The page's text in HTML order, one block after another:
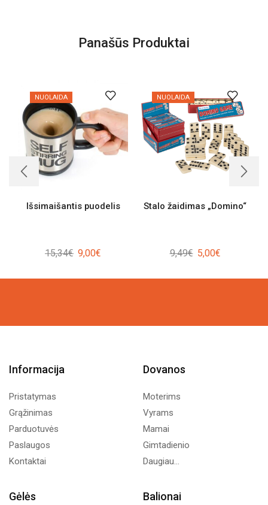
Panašūs Produktai
NUOLAIDA
Išsimaišantis puodelis
15,34€ Original
was:
9,00€
is:
NUOLAIDA
Stalo žaidimas „Domino“
9,49€ Original
was:
5,00€Current
is:
Informacija
Pristatymas
Grąžinimas
Parduotuvės
Paslaugos
Kontaktai
Dovanos
Moterims
Vyrams
Mamai
Gimtadienio
Daugiau...
Gėlės Balionai